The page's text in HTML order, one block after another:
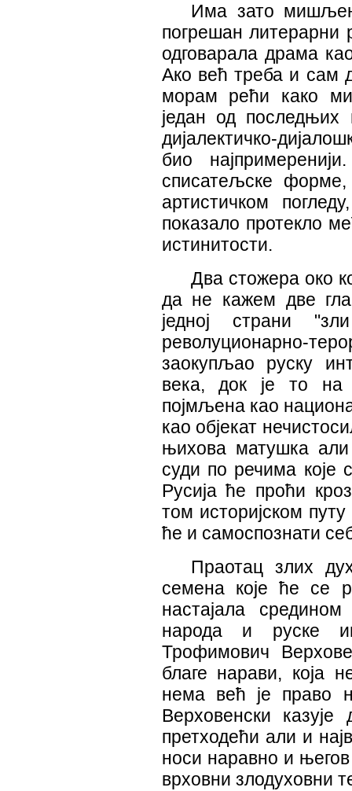
Има зато
погрешан
одговарала драма
Ако већ треба и сам
морам рећи како
један од последњих
дијалектичко-
био
списатељске форме,
артистичком
показало протекло
истинитости.
Два стожера око
да не кажем две
једној страни
револуционарно-
заокупљао руску
века, док је то на
појмљена као
као објекат
њихова матушка
суди по речима које
Русија ће проћи
том историјском
ће и самоспознати
Праотац злих
семена које ће се
настајала
народа и руске
Трофимович
благе нарави, која
нема већ је право
Верховенски
претходећи али и
носи наравно и
врховни злодуховни